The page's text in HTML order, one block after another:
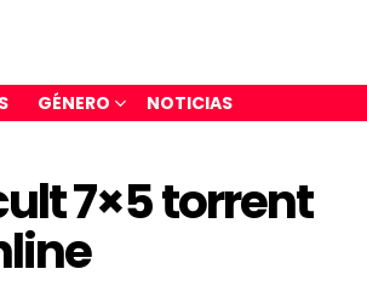
GÉNERO NOTICIAS
7×5 torrent